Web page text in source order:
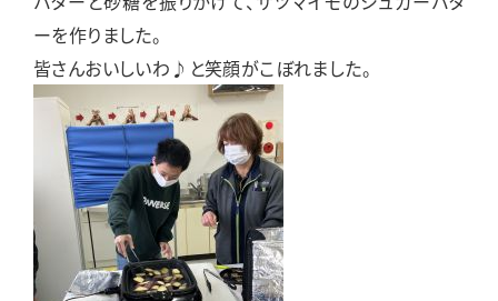
ーを作りました。
皆さんおいしいわ♪と笑顔がこぼれました。